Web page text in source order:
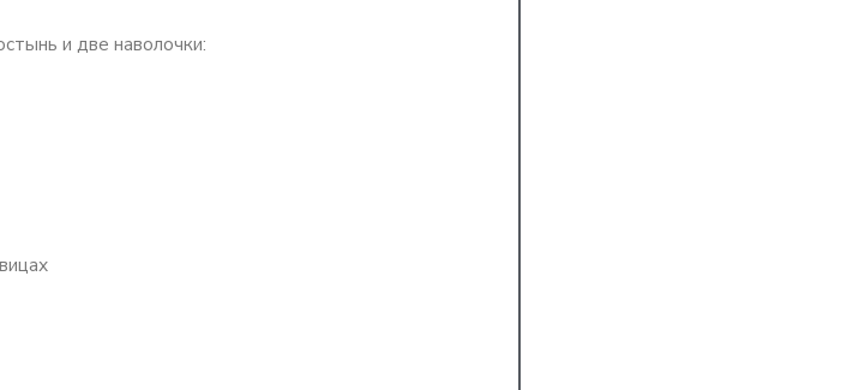
и две наволочки: